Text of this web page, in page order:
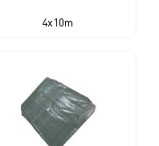
4x10m